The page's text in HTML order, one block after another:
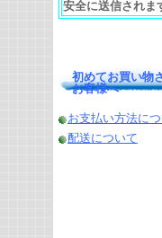
安全に送信されま
初めてお買い物
お客様へ
お支払い方法に
配送について